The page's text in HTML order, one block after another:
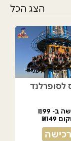
הצג הכל
לסופרלנד
ב- ₪99
₪149